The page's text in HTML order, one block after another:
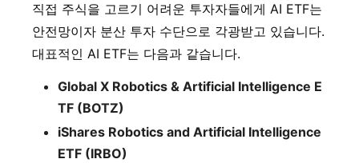
직접 주식을 고르기 어려운 투자자들에게 AI ETF는
안전망이자 분산 투자 수단으로 각광받고 있습니다.
대표적인 AI ETF는 다음과 같습니다.
Global X Robotics & Artificial Intelligence E
TF (BOTZ)
iShares Robotics and Artificial Intelligence
ETF (IRBO)